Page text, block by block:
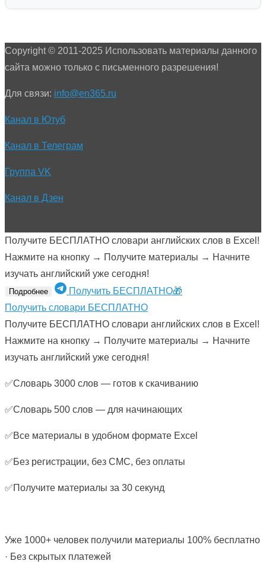
Copyright © 2011-2025 Использовать материалы данного
сайта можно только с письменного разрешения!
Для связи: info@en365.ru
Канал в Ютуб
Канал в Телеграм
Группа VK
Канал в Дзен
Получите БЕСПЛАТНО словари английских слов в Excel!
Нажмите на кнопку → Получите материалы → Начните
изучать английский уже сегодня!
Подробнее
Получить БЕСПЛАТНО🎁
Получить словари БЕСПЛАТНО
Получите БЕСПЛАТНО словари английских слов в Excel!
Нажмите на кнопку → Получите материалы → Начните
изучать английский уже сегодня!
✅Словарь 3000 слов — готов к скачиванию
✅Словарь 500 слов — для начинающих
✅Все материалы в удобном формате Excel
✅Без регистрации, без СМС, без оплаты
✅Получите материалы за 30 секунд
Уже 1000+ человек получили материалы 100% бесплатно
· Без скрытых платежей